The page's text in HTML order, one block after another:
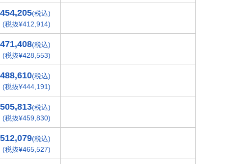
(税込)
(税抜¥412,914)
(税込)
(税抜¥428,553)
(税込)
(税抜¥444,191)
(税込)
(税抜¥459,830)
(税込)
(税抜¥465,527)